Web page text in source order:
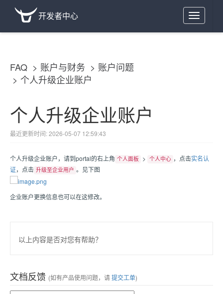
Toggle
navigation
开发者中心
FAQ 账户与财务
账户问题
个人升级企业账户
个人升级企业账户
最近更新时间: 2026-05-07 12:59:43
个人升级企业账户，请到portal的右上角 个人面板 > 个人中心 ，点击实名认
证，点击 升级至企业用户 。见下图
企业账户更换信息也可以在这修改。
以上内容是否对您有帮助？
文档反馈 (如有产品使用问题，请提交工单)